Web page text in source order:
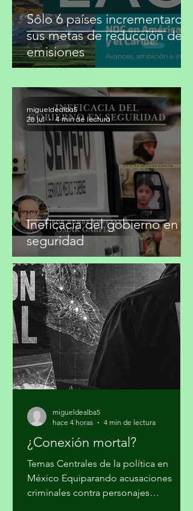
Sólo 6 países incrementaron
sus metas de reducción de
Ineficacia del gobierno en
seguridad
migueldealba5
4 min de lectura
¿Conexión mortal?
Temas Centrales de la política en
México Equiparando acusaciones
hace 4 horas
4 min de lectura